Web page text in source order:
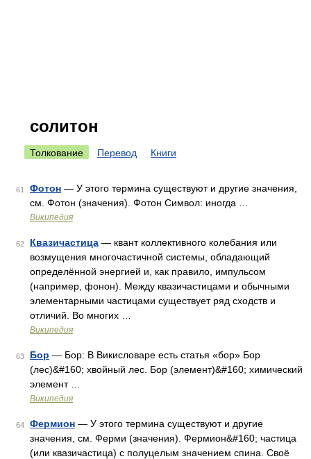
солитон
Толкование Перевод Книги
61 Фотон — У этого термина существуют и другие значения,
см. Фотон (значения). Фотон Символ: иногда …
Википедия
62 Квазичастица — квант коллективного колебания или
возмущения многочастичной системы, обладающий
определённой энергией и, как правило, импульсом
(например, фонон). Между квазичастицами и обычными
элементарными частицами существует ряд сходств и
отличий. Во многих …
Википедия
63 Бор — Бор: В Викисловаре есть статья «бор» Бор
(лес)&#160; хвойный лес. Бор (элемент)&#160; химический
элемент …
Википедия
64 Фермион — У этого термина существуют и другие
значения, см. Ферми (значения). Фермион&#160; частица
(или квазичастица) с полуцелым значением спина. Своё